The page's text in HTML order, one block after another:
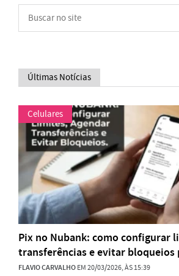
Últimas Notícias
Celulares
Pix no Nubank: como configurar
transferências e evitar bloqueios
FLAVIO CARVALHOEM 20/03/2026, ÀS 15:39